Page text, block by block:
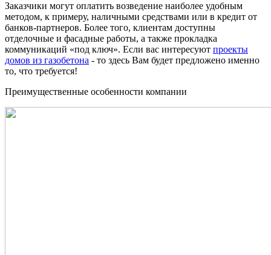
Заказчики могут оплатить возведение наиболее удобным
методом, к примеру, наличными средствами или в кредит от
банков-партнеров. Более того, клиентам доступны
отделочные и фасадные работы, а также прокладка
коммуникаций «под ключ». Если вас интересуют проекты
домов из газобетона - то здесь Вам будет предложено именно
то, что требуется!
Преимущественные особенности компании